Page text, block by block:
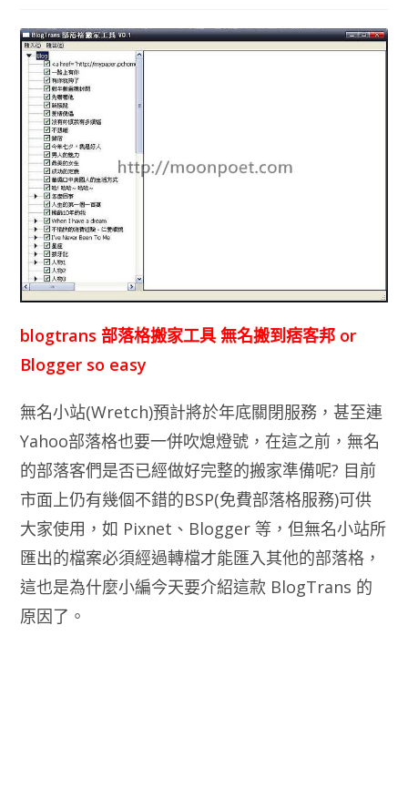
者:
別:
論：
blogtrans 部落格搬家工具 無名搬到痞客邦 or
Blogger so easy
無名小站(Wretch)預計將於年底關閉服務，甚至連
Yahoo部落格也要一併吹熄燈號，在這之前，無名
的部落客們是否已經做好完整的搬家準備呢? 目前
市面上仍有幾個不錯的BSP(免費部落格服務)可供
大家使用，如 Pixnet、Blogger 等，但無名小站所
匯出的檔案必須經過轉檔才能匯入其他的部落格，
這也是為什麼小編今天要介紹這款 BlogTrans 的
原因了。